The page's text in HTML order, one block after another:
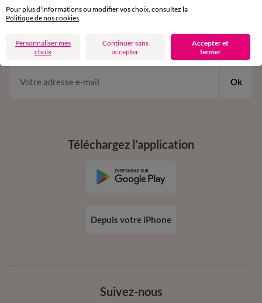
11€ Offerts
en vous inscrivant à la newsletter
dès 20€ d’achat
conditions dans votre email de confirmation
Ok
Suivez-nous
Téléchargez l’application
Depuis votre iPhone
Pour plus d'informations ou modifier vos choix, consultez la
Politique de nos cookies.
Personnaliser mes
choix
Continuer sans
accepter
Accepter et
fermer